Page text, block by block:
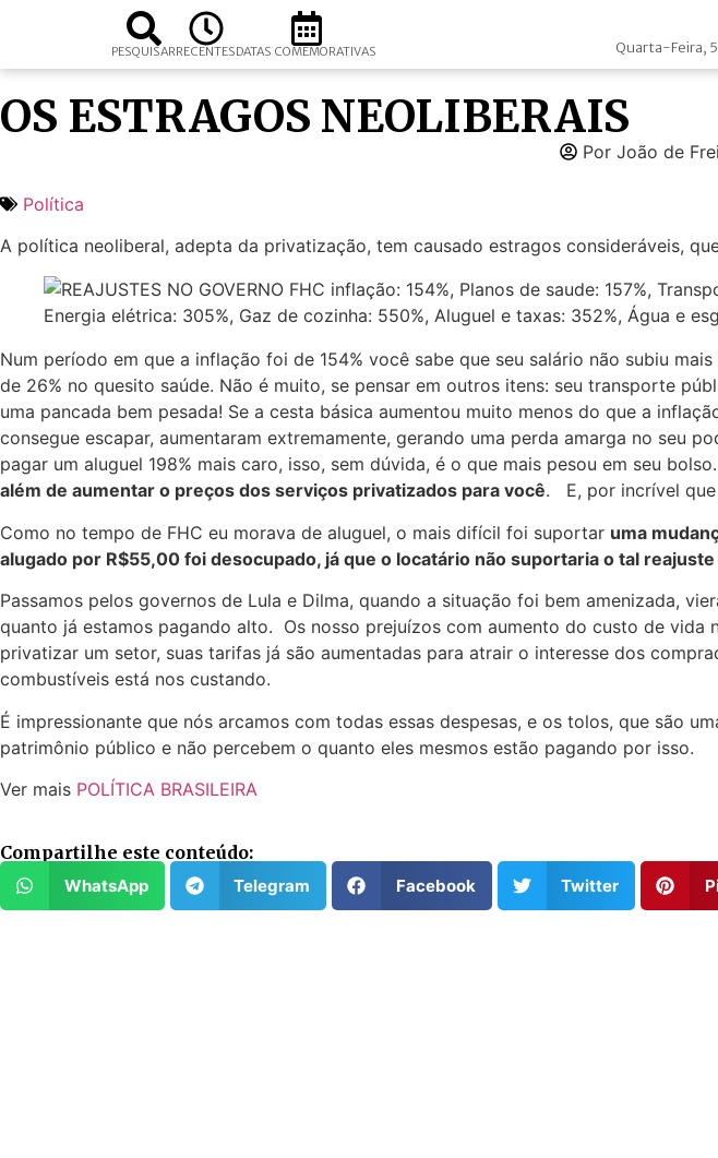
PESQUISARRECENTESDATAS COMEMORATIVAS Quarta-Feira,
OS ESTRAGOS NEOLIBERAIS
Por João de
Política
A política neoliberal, adepta da privatização, tem causado estragos consideráveis,
Num período em que a inflação foi de 154% você sabe que seu salário não subiu
de 26% no quesito saúde. Não é muito, se pensar em outros itens: seu transporte
uma pancada bem pesada! Se a cesta básica aumentou muito menos do que a
consegue escapar, aumentaram extremamente, gerando uma perda amarga no seu
pagar um aluguel 198% mais caro, isso, sem dúvida, é o que mais pesou em seu bolso.
além de aumentar o preços dos serviços privatizados para você. E, por incrível que
Como no tempo de FHC eu morava de aluguel, o mais difícil foi suportar uma
alugado por R$55,00 foi desocupado, já que o locatário não suportaria o tal
Passamos pelos governos de Lula e Dilma, quando a situação foi bem amenizada,
quanto já estamos pagando alto. Os nosso prejuízos com aumento do custo de
privatizar um setor, suas tarifas já são aumentadas para atrair o interesse dos
combustíveis está nos custando.
É impressionante que nós arcamos com todas essas despesas, e os tolos, que são
patrimônio público e não percebem o quanto eles mesmos estão pagando por isso.
Ver mais POLÍTICA BRASILEIRA
Compartilhe este conteúdo:
WhatsApp Telegram Facebook Twitter